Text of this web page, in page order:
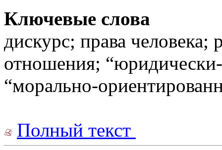
Ключевые слова
дискурс; права человека;
отношения;
“морально-
Полный текст